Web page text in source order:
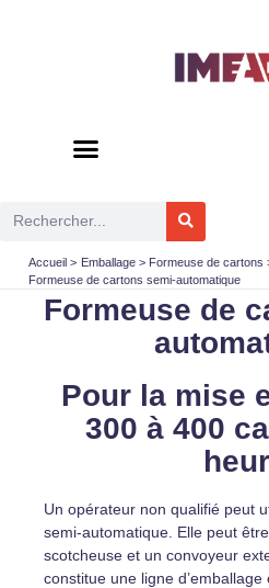
Rechercher
Accueil Emballage
Formeuse de cartons
Formeuse de cartons semi-automatique
Formeuse de
Pour la mise
300 à 400
Un opérateur non qualifié peut
semi-automatique. Elle peut
scotcheuse et un convoyeur
constitue une ligne